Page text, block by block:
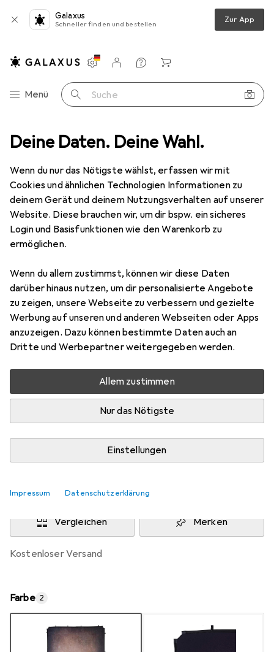
Deine Daten. Deine Wahl.
Wenn du nur das Nötigste wählst, erfassen wir mit
Cookies und ähnlichen Technologien Informationen zu
deinem Gerät und deinem Nutzungsverhalten auf unserer
Website. Diese brauchen wir, um dir bspw. ein sicheres
Login und Basisfunktionen wie den Warenkorb zu
ermöglichen.
Wenn du allem zustimmst, können wir diese Daten
darüber hinaus nutzen, um dir personalisierte Angebote
zu zeigen, unsere Webseite zu verbessern und gezielte
Werbung auf unseren und anderen Webseiten oder Apps
anzuzeigen. Dazu können bestimmte Daten auch an
Dritte und Werbepartner weitergegeben werden.
Allem zustimmen
Nur das Nötigste
Einstellungen
Impressum Datenschutzerklärung
Galaxus
Schneller finden und bestellen Zur App
Navigation nach Kategorien
Menü Suche
Einstellungen
Kundenkonto
Vergleichslisten
Merklisten
Warenkorb
Manfrotto Ezy Frame Vintage Cover, Walnut 2 x 2.3m
3 Bilder
ManfrottoEzy Frame Vintage Cover,
Walnut 2 x 2.3m
200 cm
Preis in EUR inkl. MwSt.
EUR
357,11
Bewertungen Marke
Mehr von Manfrotto
Nur 1 Stück an Lager beim Lieferanten
Benachrichtigen, wenn schneller verfügbar
Lieferort angeben für genaue Lieferzeit
In den Warenkorb
Vergleichen Merken
kostenloser Versand
Farbe 2